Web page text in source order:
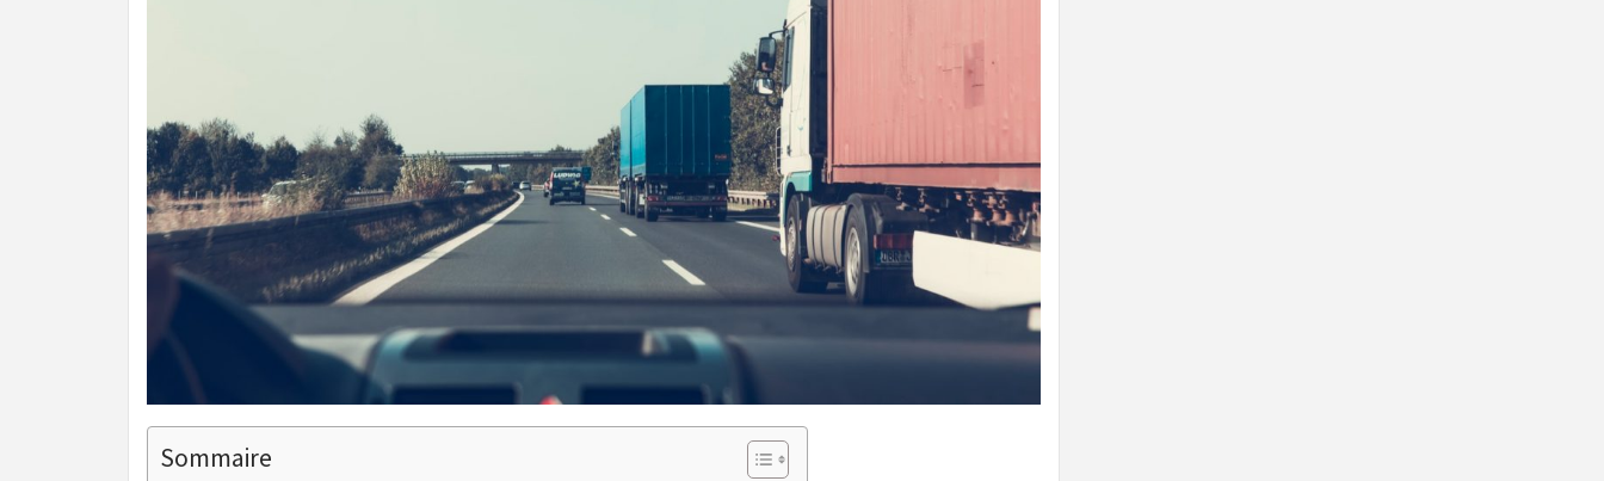
Sommaire